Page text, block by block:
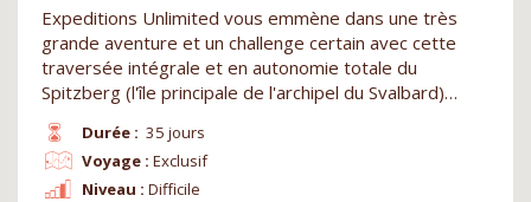
Expeditions Unlimited vous emmène dans une très
grande aventure et un challenge certain avec cette
traversée intégrale et en autonomie totale du
Spitzberg (l'île principale de l'archipel du Svalbard)…
Durée : 35 jours
Niveau : Difficile
Voyage : Exclusif